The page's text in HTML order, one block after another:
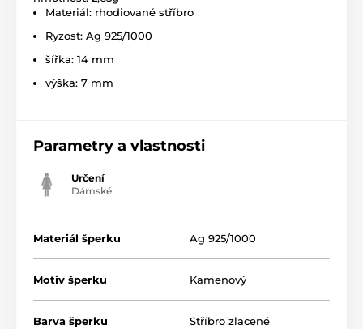
Materiál: rhodiované stříbro
Ryzost: Ag 925/1000
šířka: 14 mm
výška: 7 mm
Parametry a vlastnosti
Určení
Dámské
Materiál šperku Ag 925/1000
Motiv šperku Kamenový
Barva šperku Stříbro zlacené